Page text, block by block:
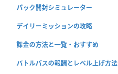
パック開封シミュレーター
デイリーミッションの攻略
課金の方法と一覧・おすすめ
バトルパスの報酬とレベル上げ方法